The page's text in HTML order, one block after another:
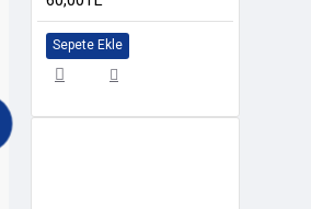
Sepete Ekle